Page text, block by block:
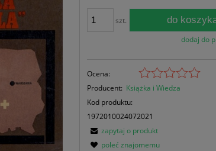
szt. do
dodaj do
Ocena:
Producent: Książka i Wiedza
Kod produktu:
1972010024072021
zapytaj o produkt
poleć znajomemu